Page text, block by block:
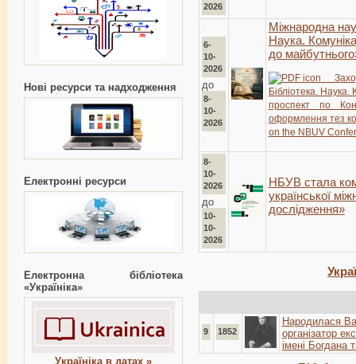
Нові ресурси та надходження
Електронні ресурси
Електронна бібліотека
«Україніка»
Україніка в датах »
2026
6-
10-
2026
до
8-
10-
2026
Міжнародна
Наука.
до
Бібліотека. Наука.
проспект по
оформлення тез
on the NBUV
8-
10-
2026
до
10-
10-
2026
НБУВ стала
української
дослідження»
9 1852
Народилася
організатор
імені Богдана